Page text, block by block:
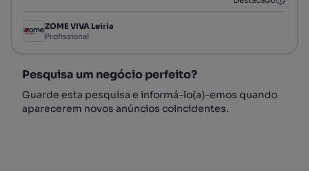
ZOME VIVA Leiria
Profissional
Pesquisa um negócio perfeito?
Guarde esta pesquisa e informá-lo(a)-emos quando
aparecerem novos anúncios coincidentes.